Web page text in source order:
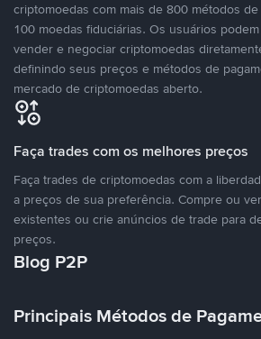
criptomoedas com mais de 800 métodos
100 moedas fiduciárias. Os usuários
vender e negociar criptomoedas
definindo seus preços e métodos de
mercado de criptomoedas aberto.
Faça trades com os melhores preços
Faça trades de criptomoedas com a
a preços de sua preferência. Compre ou
existentes ou crie anúncios de trade para
preços.
Blog P2P
Principais Métodos de